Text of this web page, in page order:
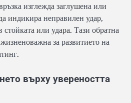
изглежда заглушена или
индикира неправилен удар,
или удара. Тази обратна
за развитието на
върху увереността